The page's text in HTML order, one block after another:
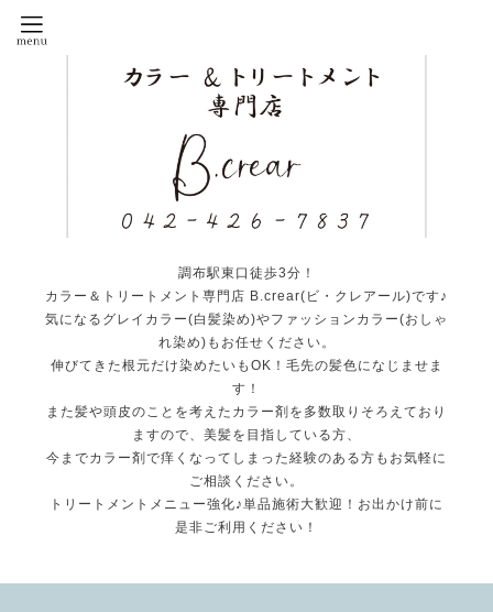
調布駅東口徒歩3分！
カラー＆トリートメント専門店 B.crear(ビ・クレアール)です♪
気になるグレイカラー(白髪染め)やファッションカラー(おしゃ
れ染め)もお任せください。
伸びてきた根元だけ染めたいもOK！毛先の髪色になじませま
す！
また髪や頭皮のことを考えたカラー剤を多数取りそろえており
ますので、美髪を目指している方、
今までカラー剤で痒くなってしまった経験のある方もお気軽に
ご相談ください。
トリートメントメニュー強化♪単品施術大歓迎！お出かけ前に
是非ご利用ください！